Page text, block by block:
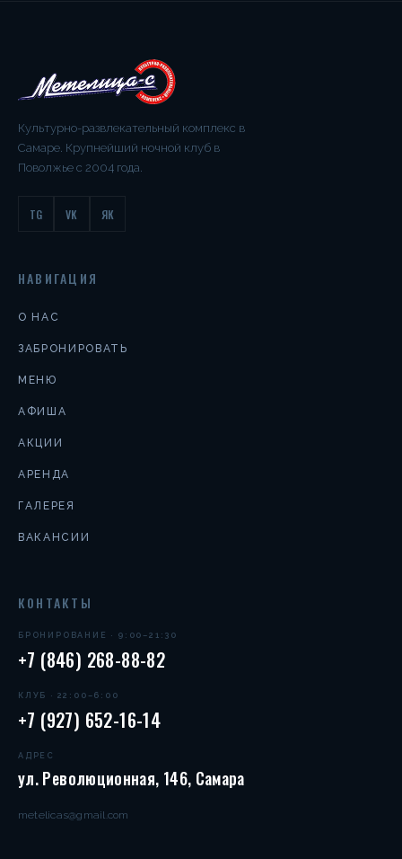
Культурно-развлекательный комплекс в
Самаре. Крупнейший ночной клуб в
Поволжье с 2004 года.
TG VK ЯК
НАВИГАЦИЯ
О НАС
ЗАБРОНИРОВАТЬ
МЕНЮ
АФИША
АКЦИИ
АРЕНДА
ГАЛЕРЕЯ
ВАКАНСИИ
КОНТАКТЫ
БРОНИРОВАНИЕ · 9:00–21:30
+7 (846) 268-88-82
КЛУБ · 22:00–6:00
+7 (927) 652-16-14
АДРЕС
ул. Революционная, 146, Самара
metelicas@gmail.com